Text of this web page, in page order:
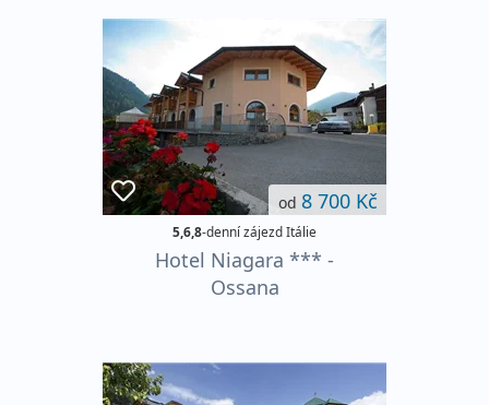
od 8 700 Kč
5,6,8-denní zájezd Itálie
Hotel Niagara *** -
Ossana